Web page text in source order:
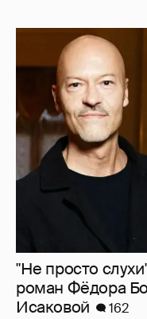
"Не просто
роман Фёдора
Исаковой
162